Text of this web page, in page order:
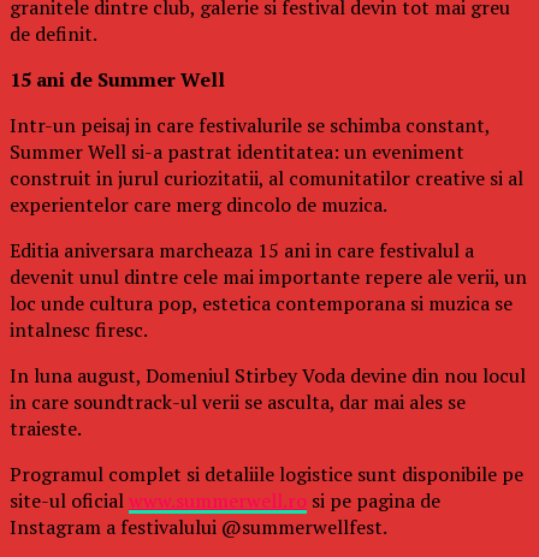
granitele dintre club, galerie si festival devin tot mai greu
de definit.
15 ani de Summer Well
Intr-un peisaj in care festivalurile se schimba constant,
Summer Well si-a pastrat identitatea: un eveniment
construit in jurul curiozitatii, al comunitatilor creative si al
experientelor care merg dincolo de muzica.
Editia aniversara marcheaza 15 ani in care festivalul a
devenit unul dintre cele mai importante repere ale verii, un
loc unde cultura pop, estetica contemporana si muzica se
intalnesc firesc.
In luna august, Domeniul Stirbey Voda devine din nou locul
in care soundtrack-ul verii se asculta, dar mai ales se
traieste.
Programul complet si detaliile logistice sunt disponibile pe
site-ul oficialwww.summerwell.ro si pe pagina de
Instagram a festivalului @summerwellfest.